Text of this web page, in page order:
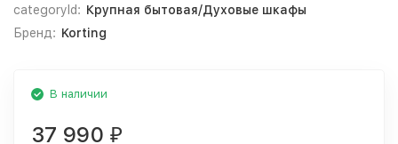
categoryId: Крупная бытовая/Духовые шкафы
Бренд: Korting
В наличии
37 990 ₽